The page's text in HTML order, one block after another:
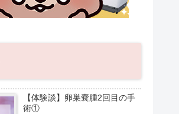
【体験談】卵巣嚢腫2回目の手
術①